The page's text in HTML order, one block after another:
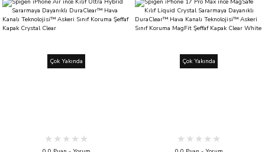
Çok Yakında Çok Yakında